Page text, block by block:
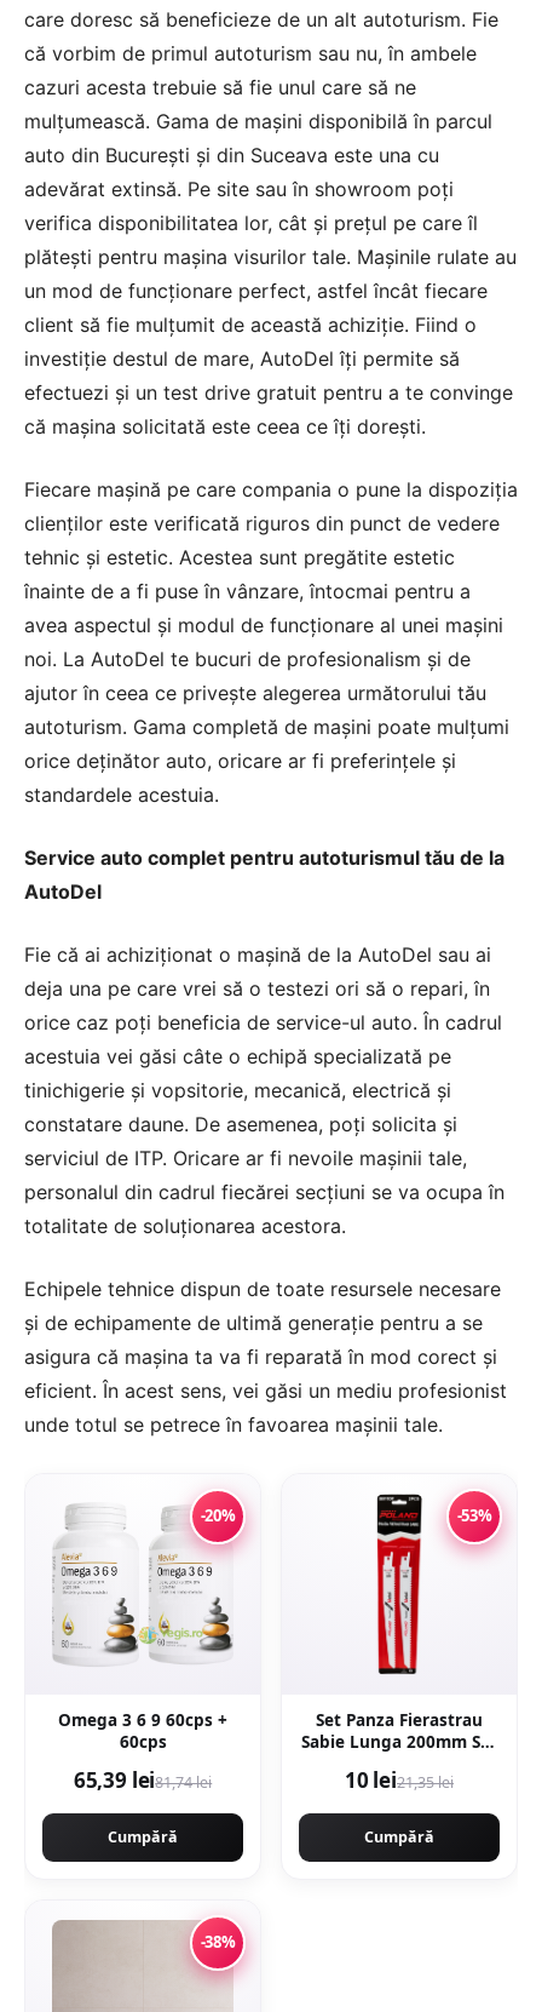
care doresc să beneficieze de un alt autoturism. Fie
că vorbim de primul autoturism sau nu, în ambele
cazuri acesta trebuie să fie unul care să ne
mulțumească. Gama de mașini disponibilă în parcul
auto din București și din Suceava este una cu
adevărat extinsă. Pe site sau în showroom poți
verifica disponibilitatea lor, cât și prețul pe care îl
plătești pentru mașina visurilor tale. Mașinile rulate au
un mod de funcționare perfect, astfel încât fiecare
client să fie mulțumit de această achiziție. Fiind o
investiție destul de mare, AutoDel îți permite să
efectuezi și un test drive gratuit pentru a te convinge
că mașina solicitată este ceea ce îți dorești.
Fiecare mașină pe care compania o pune la dispoziția
clienților este verificată riguros din punct de vedere
tehnic și estetic. Acestea sunt pregătite estetic
înainte de a fi puse în vânzare, întocmai pentru a
avea aspectul și modul de funcționare al unei mașini
noi. La AutoDel te bucuri de profesionalism și de
ajutor în ceea ce privește alegerea următorului tău
autoturism. Gama completă de mașini poate mulțumi
orice deținător auto, oricare ar fi preferințele și
standardele acestuia.
Service auto complet pentru autoturismul tău de la
AutoDel
Fie că ai achiziționat o mașină de la AutoDel sau ai
deja una pe care vrei să o testezi ori să o repari, în
orice caz poți beneficia de service-ul auto. În cadrul
acestuia vei găsi câte o echipă specializată pe
tinichigerie și vopsitorie, mecanică, electrică și
constatare daune. De asemenea, poți solicita și
serviciul de ITP. Oricare ar fi nevoile mașinii tale,
personalul din cadrul fiecărei secțiuni se va ocupa în
totalitate de soluționarea acestora.
Echipele tehnice dispun de toate resursele necesare
și de echipamente de ultimă generație pentru a se
asigura că mașina ta va fi reparată în mod corect și
eficient. În acest sens, vei găsi un mediu profesionist
unde totul se petrece în favoarea mașinii tale.
-20%
Omega 3 6 9 60cps +
60cps
65,39 lei81,74 lei
Cumpără
-53%
Set Panza Fierastrau
Sabie Lunga 200mm Set
10 lei21,35 lei
Cumpără
-38%